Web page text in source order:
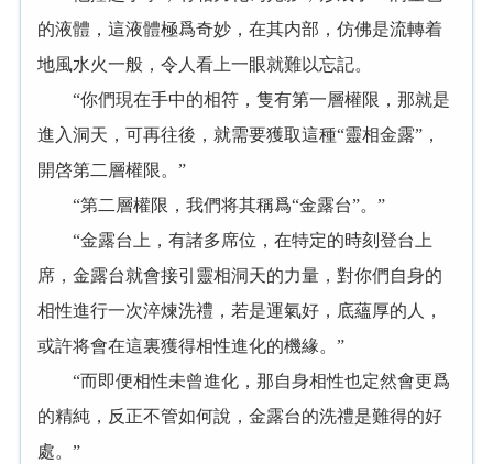
的液體，這液體極爲奇妙，在其内部，仿佛是流轉着
地風水火一般，令人看上一眼就難以忘記。
“你們現在手中的相符，隻有第一層權限，那就是
進入洞天，可再往後，就需要獲取這種“靈相金露”，
開啓第二層權限。”
“第二層權限，我們将其稱爲“金露台”。”
“金露台上，有諸多席位，在特定的時刻登台上
席，金露台就會接引靈相洞天的力量，對你們自身的
相性進行一次淬煉洗禮，若是運氣好，底蘊厚的人，
或許将會在這裏獲得相性進化的機緣。”
“而即便相性未曾進化，那自身相性也定然會更爲
的精純，反正不管如何說，金露台的洗禮是難得的好
處。”